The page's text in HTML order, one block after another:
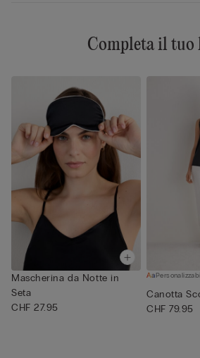
Completa il tuo
Mascherina da Notte in
Seta
CHF 27.95
Canotta
CHF 79.95